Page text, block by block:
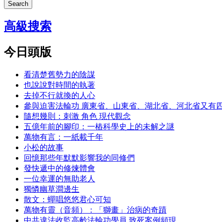
Search
高級搜索
今日頭版
看清楚舊勢力的陰謀
也說說對時間的執著
去掉不行就換的人心
參與迫害法輪功 廣東省、山東省、湖北省、河北省又有
隨想幾則：刺激 角色 現代觀念
五億年前的腳印：一樁科學史上的未解之謎
萬物有言：一紙載千年
小松的故事
回憶那些年默默影響我的同修們
發快遞中的修煉體會
一位幸運的無助老人
獨憐幽草澗邊生
散文：蟬唱悠悠君心可知
萬物有靈（音頻）：「獅畫」治病的奇蹟